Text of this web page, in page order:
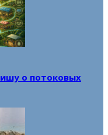
о потоковых